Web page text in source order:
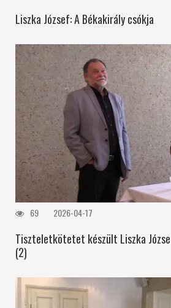
Liszka József: A Békakirály csókja
69 2026-04-17
Tiszteletkötetet készült Liszka
(2)